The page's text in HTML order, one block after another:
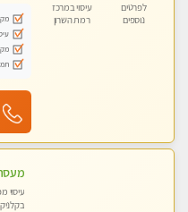
לפרטים
נוספים
עיסוי במרכז
רמת השרון
עיסוי